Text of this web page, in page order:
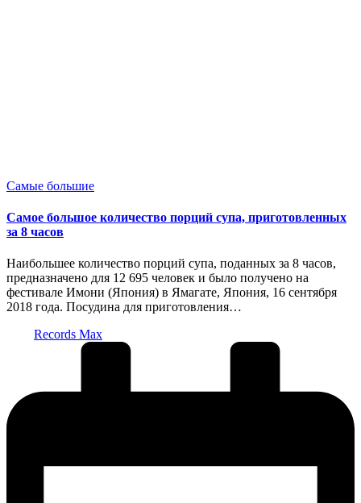
Опубликовано
Самые большие
Самое большое количество порций супа, приготовленных
за 8 часов
Наибольшее количество порций супа, поданных за 8 часов,
предназначено для 12 695 человек и было получено на
фестивале Имони (Япония) в Ямагате, Япония, 16 сентября
2018 года. Посудина для приготовления…
Records Max